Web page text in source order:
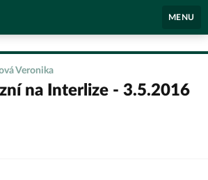
MENU
Veronika
na Interlize - 3.5.2016